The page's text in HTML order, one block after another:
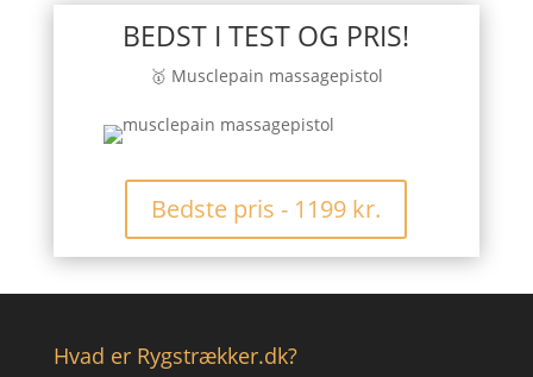
BEDST I TEST OG PRIS!
🥇 Musclepain massagepistol
Bedste pris - 1199 kr.
Hvad er Rygstrækker.dk?